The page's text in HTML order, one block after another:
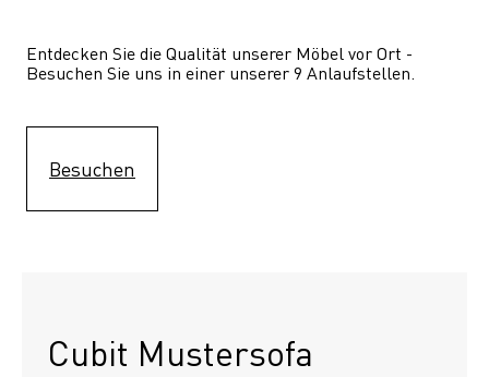
Entdecken Sie die Qualität unserer Möbel vor Ort -
Besuchen Sie uns in einer unserer 9 Anlaufstellen.
Besuchen
Cubit Mustersofa